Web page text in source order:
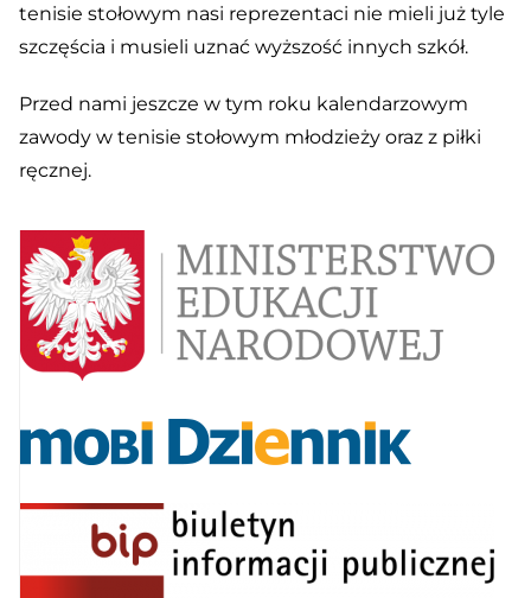
tenisie stołowym nasi reprezentaci nie mieli już tyle
szczęścia i musieli uznać wyższość innych szkół.
Przed nami jeszcze w tym roku kalendarzowym
zawody w tenisie stołowym młodzieży oraz z piłki
ręcznej.